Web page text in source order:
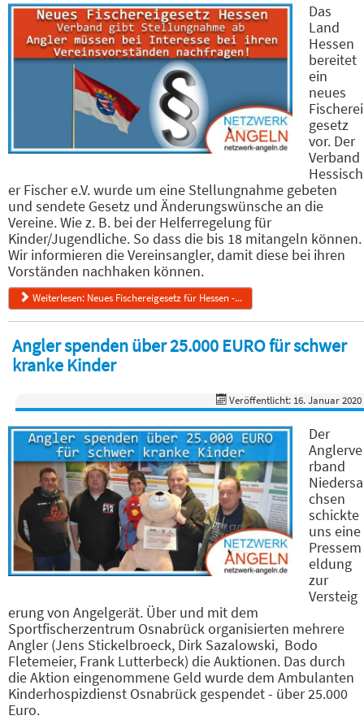
Das
Land
Hessen
bereitet
ein
neues
Fischerei
gesetz
vor. Der
Verband
Hessisch
er Fischer e.V. wurde um eine Stellungnahme gebeten
und sendete Gesetz und Änderungswünsche an die
Vereine. Wie z. B. bei der Helferregelung für
Kinder/Jugendliche. So dass die bis 18 mitangeln können.
Wir informieren die Vereinsangler, damit diese bei ihren
Vorständen nachhaken können.
Weiterlesen: Neues Fischereigesetz für Hessen -...
Angler spenden über 25.000 EURO für schwer
kranke Kinder
Veröffentlicht: 16. Januar 2020
Der
Anglerve
rband
Niedersa
chsen
schickte
uns eine
Pressem
eldung
zur
Versteig
erung von Angelgerät. Über und mit dem
Sportfischerzentrum Osnabrück organisierten mehrere
Angler (Jens Stickelbroeck, Dirk Sazalowski, Bodo
Fletemeier, Frank Lutterbeck) die Auktionen. Das durch
die Aktion eingenommene Geld wurde dem Ambulanten
Kinderhospizdienst Osnabrück gespendet - über 25.000
Euro.